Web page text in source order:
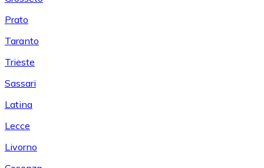
Prato
Taranto
Trieste
Sassari
Latina
Lecce
Livorno